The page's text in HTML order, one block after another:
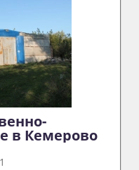
в Кемерово